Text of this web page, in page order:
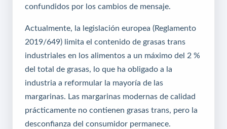
confundidos por los cambios de mensaje.
Actualmente, la legislación europea (Reglamento
2019/649) limita el contenido de grasas trans
industriales en los alimentos a un máximo del 2 %
del total de grasas, lo que ha obligado a la
industria a reformular la mayoría de las
margarinas. Las margarinas modernas de calidad
prácticamente no contienen grasas trans, pero la
desconfianza del consumidor permanece.